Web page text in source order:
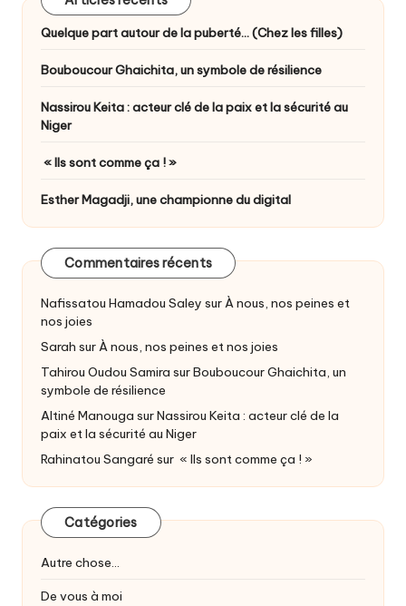
Quelque part autour de la puberté… (Chez les filles)
Bouboucour Ghaichita, un symbole de résilience
Nassirou Keita : acteur clé de la paix et la sécurité au
Niger
« Ils sont comme ça ! »
Esther Magadji, une championne du digital
Commentaires récents
Nafissatou Hamadou Saley sur À nous, nos peines et
nos joies
Sarah sur À nous, nos peines et nos joies
Tahirou Oudou Samira surBouboucour Ghaichita, un
symbole de résilience
Altiné Manouga surNassirou Keita : acteur clé de la
paix et la sécurité au Niger
Rahinatou Sangaré sur « Ils sont comme ça ! »
Catégories
Autre chose…
De vous à moi